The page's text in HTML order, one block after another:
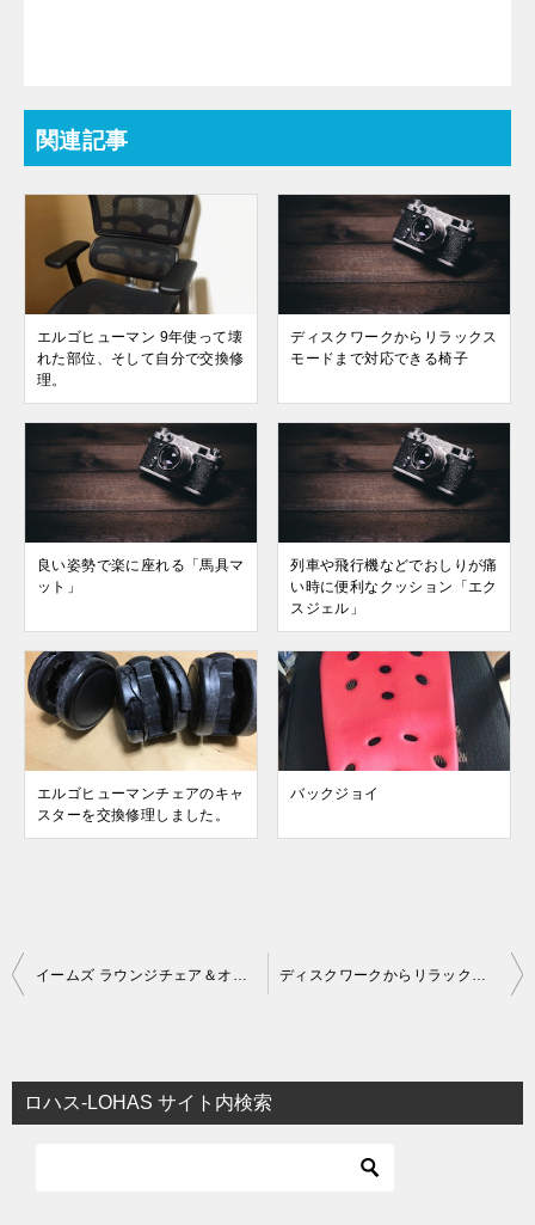
関連記事
エルゴヒューマン 9年使って壊
れた部位、そして自分で交換修
理。
ディスクワークからリラックス
モードまで対応できる椅子
良い姿勢で楽に座れる「馬具マ
ット」
列車や飛行機などでおしりが痛
い時に便利なクッション「エク
スジェル」
エルゴヒューマンチェアのキャ
スターを交換修理しました。
バックジョイ
投
ビ
ゲ
イームズ ラウンジチェア＆オットマン ディスクワークからリラックスモードまで対応できる椅子
ロハス-LOHAS サイト内検索